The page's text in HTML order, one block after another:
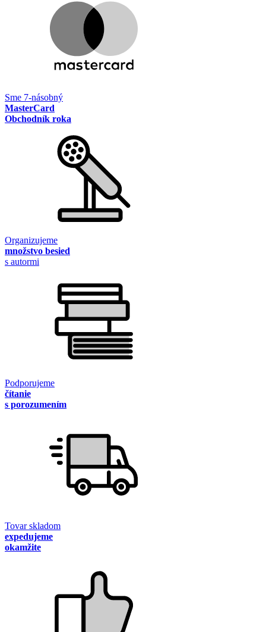
Sme 7-násobný
MasterCard
Obchodník roka
Organizujeme
množstvo besied
s autormi
Podporujeme
čítanie
s porozumením
Tovar skladom
expedujeme
okamžite